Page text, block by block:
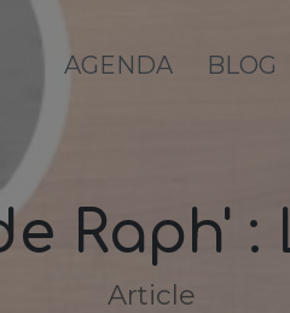
AGENDA BLOG
Raph' :
Article